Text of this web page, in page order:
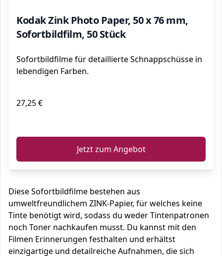
Kodak Zink Photo Paper, 50 x 76 mm,
Sofortbildfilm, 50 Stück
Sofortbildfilme für detaillierte Schnappschüsse in
lebendigen Farben.
27,25 €
Jetzt zum Angebot
Diese Sofortbildfilme bestehen aus
umweltfreundlichem ZINK-Papier, für welches keine
Tinte benötigt wird, sodass du weder Tintenpatronen
noch Toner nachkaufen musst. Du kannst mit den
Filmen Erinnerungen festhalten und erhältst
einzigartige und detailreiche Aufnahmen, die sich